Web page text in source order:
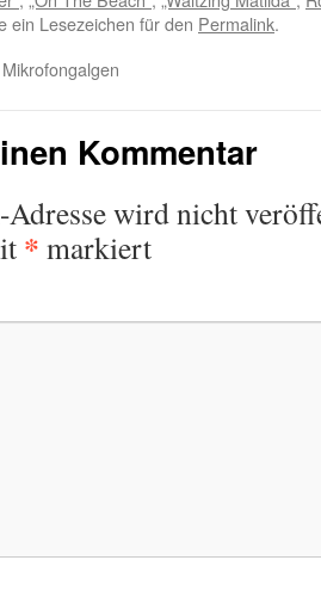
ein Lesezeichen für den Permalink.
Kommentar
wird nicht
* markiert